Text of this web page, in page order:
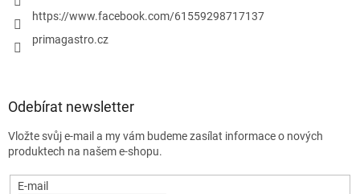
https://www.facebook.com/61559298717137
primagastro.cz
Odebírat newsletter
Vložte svůj e-mail a my vám budeme zasílat informace o nových
produktech na našem e-shopu.
E-mail